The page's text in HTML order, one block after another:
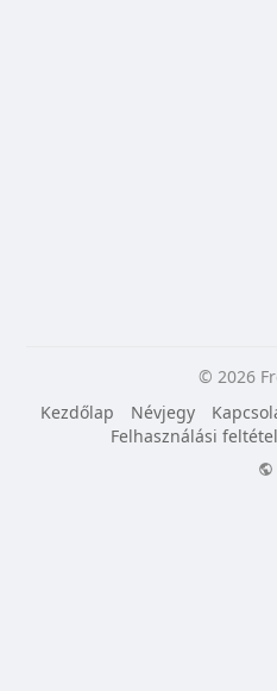
© 2026
Kezdőlap
Névjegy
Felhasználási